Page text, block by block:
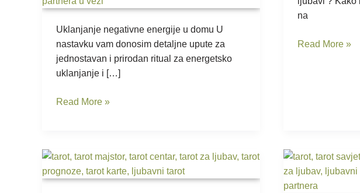
Uklanjanje negativne energije u domu U
nastavku vam donosim detaljne upute za
jednostavan i prirodan ritual za energetsko
uklanjanje i […]
Read More »
na
imate
urok
Read More »
Kako
se
Negativni
ljudi